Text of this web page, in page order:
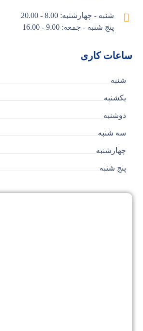
شنبه - چهارشنبه: 8.00 - 20.00
پنج شنبه - جمعه: 9.00 - 16.00
ساعات کاری
شنبه
یکشنبه
دوشنبه
سه شنبه
چهارشنبه
پنج شنبه